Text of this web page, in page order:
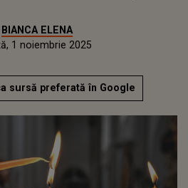
BIANCA ELENA
1 noiembrie 2025
sursă preferată în Google